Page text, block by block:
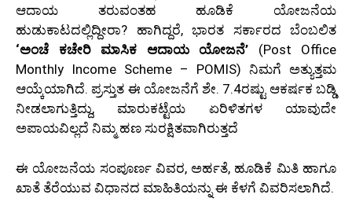
ಆದಾಯ ತರುವಂತಹ ಹೂಡಿಕೆ ಯೋಜನೆಯ
ಹುಡುಕಾಟದಲ್ಲಿದ್ದೀರಾ? ಹಾಗಿದ್ದರೆ, ಭಾರತ ಸರ್ಕಾರದ ಬೆಂಬಲಿತ
‘ಅಂಚೆ ಕಚೇರಿ ಮಾಸಿಕ ಆದಾಯ ಯೋಜನೆ’ (Post Office
Monthly Income Scheme – POMIS) ನಿಮಗೆ ಅತ್ಯುತ್ತಮ
ಆಯ್ಕೆಯಾಗಿದೆ. ಪ್ರಸ್ತುತ ಈ ಯೋಜನೆಗೆ ಶೇ. 7.4ರಷ್ಟು ಆಕರ್ಷಕ ಬಡ್ಡಿ
ನೀಡಲಾಗುತ್ತಿದ್ದು, ಮಾರುಕಟ್ಟೆಯ ಏರಿಳಿತಗಳ ಯಾವುದೇ
ಅಪಾಯವಿಲ್ಲದೆ ನಿಮ್ಮ ಹಣ ಸುರಕ್ಷಿತವಾಗಿರುತ್ತದೆ
ಈ ಯೋಜನೆಯ ಸಂಪೂರ್ಣ ವಿವರ, ಅರ್ಹತೆ, ಹೂಡಿಕೆ ಮಿತಿ ಹಾಗೂ
ಖಾತೆ ತೆರೆಯುವ ವಿಧಾನದ ಮಾಹಿತಿಯನ್ನು ಈ ಕೆಳಗೆ ವಿವರಿಸಲಾಗಿದೆ.